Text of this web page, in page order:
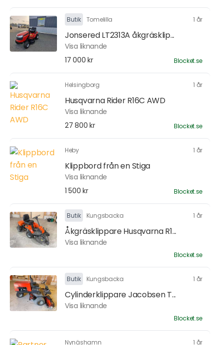
Butik Tomelilla 1 år
Jonsered LT2313A åkgräsklip...
Visa liknande
17 000 kr
Blocket.se
Helsingborg 1 år
Husqvarna Rider R16C AWD
Visa liknande
27 800 kr
Blocket.se
Heby 1 år
Klippbord från en Stiga
Visa liknande
1 500 kr
Blocket.se
Butik Kungsbacka 1 år
Åkgräsklippare Husqvarna R1...
Visa liknande
Blocket.se
Butik Kungsbacka 1 år
Cylinderklippare Jacobsen T...
Visa liknande
Blocket.se
Nynäshamn 1 år